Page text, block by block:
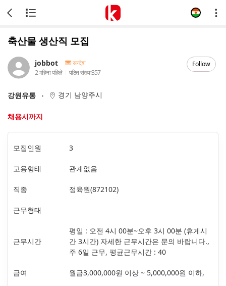
축산물 생산직 모집
jobbot
सन्देश
2 महिना पहिले
पठित संख्या357
Follow
강원유통 경기 남양주시
채용시까지
모집인원 3
고용형태 관계없음
직종 정육원(872102)
근무형태
근무시간
평일 : 오전 4시 00분~오후 3시 00분 (휴게시
간 3시간) 자세한 근무시간은 문의 바랍니다.,
주 6일 근무, 평균근무시간 : 40
급여 월급3,000,000원 이상 ~ 5,000,000원 이하,